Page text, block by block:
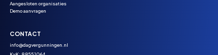
Aangesloten organisaties
Demo aanvragen
CONTACT
info@dagvergunningen.nl